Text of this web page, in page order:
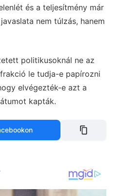
és a teljesítmény már
nem túlzás, hanem
politikusoknál ne az
le tudja-e papírozni
elvégezték-e azt a
kapták.